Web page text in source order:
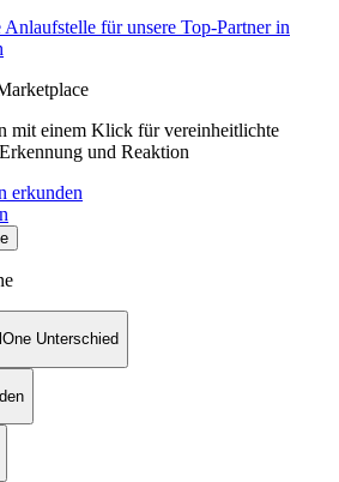
Anlaufstelle für unsere Top-Partner in
mit einem Klick für vereinheitlichte
und Reaktion
erkunden
Unterschied